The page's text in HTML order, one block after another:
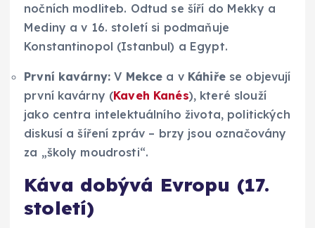
nočních modliteb. Odtud se šíří do Mekky a
Mediny a v 16. století si podmaňuje
Konstantinopol (Istanbul) a Egypt.
První kavárny: V Mekce a v Káhiřese objevují
první kavárny (Kaveh Kanés), které slouží
jako centra intelektuálního života, politických
diskusí a šíření zpráv – brzy jsou označovány
za „školy moudrosti“.
Káva dobývá Evropu (17.
století)